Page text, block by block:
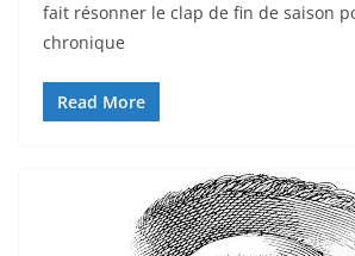
fait résonner le clap de fin de saison
chronique
Read More